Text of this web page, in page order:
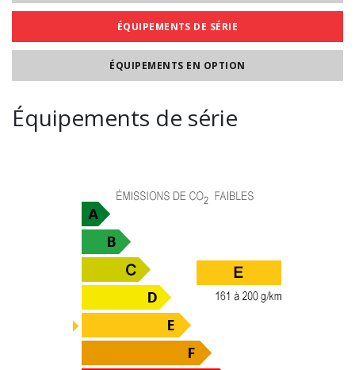
ÉQUIPEMENTS DE SÉRIE
ÉQUIPEMENTS EN OPTION
Équipements de série